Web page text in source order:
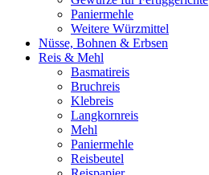
Paniermehle
Weitere Würzmittel
Nüsse, Bohnen & Erbsen
Reis & Mehl
Basmatireis
Bruchreis
Klebreis
Langkornreis
Mehl
Paniermehle
Reisbeutel